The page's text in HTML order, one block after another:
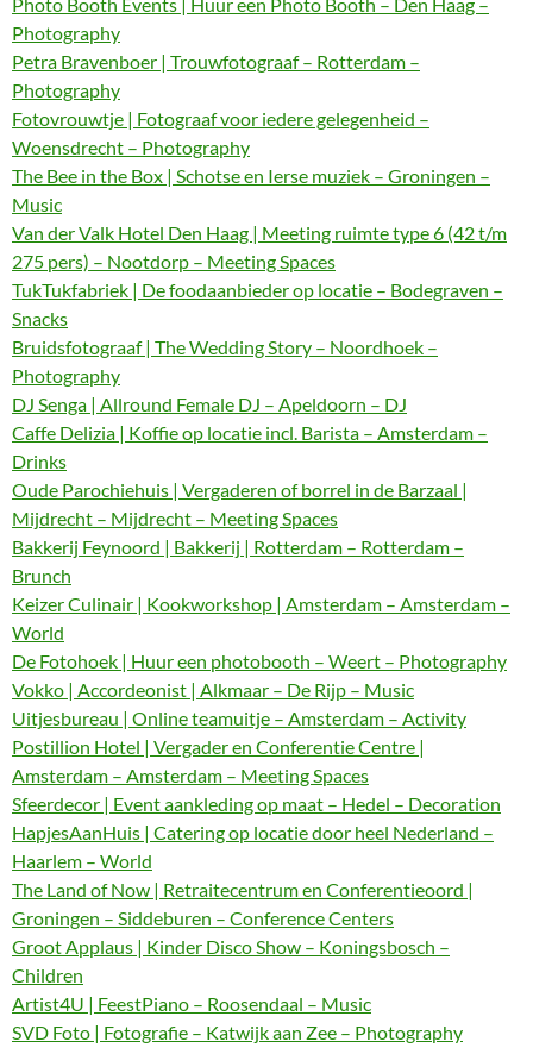
Photography
Petra Bravenboer | Trouwfotograaf – Rotterdam –
Photography
Fotovrouwtje | Fotograaf voor iedere gelegenheid –
Woensdrecht – Photography
The Bee in the Box | Schotse en Ierse muziek – Groningen –
Music
Van der Valk Hotel Den Haag | Meeting ruimte type 6 (42 t/m
275 pers) – Nootdorp – Meeting Spaces
TukTukfabriek | De foodaanbieder op locatie – Bodegraven –
Snacks
Bruidsfotograaf | The Wedding Story – Noordhoek –
Photography
DJ Senga | Allround Female DJ – Apeldoorn – DJ
Caffe Delizia | Koffie op locatie incl. Barista – Amsterdam –
Drinks
Oude Parochiehuis | Vergaderen of borrel in de Barzaal |
Mijdrecht – Mijdrecht – Meeting Spaces
Bakkerij Feynoord | Bakkerij | Rotterdam – Rotterdam –
Brunch
Keizer Culinair | Kookworkshop | Amsterdam – Amsterdam –
World
De Fotohoek | Huur een photobooth – Weert – Photography
Vokko | Accordeonist | Alkmaar – De Rijp – Music
Uitjesbureau | Online teamuitje – Amsterdam – Activity
Postillion Hotel | Vergader en Conferentie Centre |
Amsterdam – Amsterdam – Meeting Spaces
Sfeerdecor | Event aankleding op maat – Hedel – Decoration
HapjesAanHuis | Catering op locatie door heel Nederland –
Haarlem – World
The Land of Now | Retraitecentrum en Conferentieoord |
Groningen – Siddeburen – Conference Centers
Groot Applaus | Kinder Disco Show – Koningsbosch –
Children
Artist4U | FeestPiano – Roosendaal – Music
SVD Foto | Fotografie – Katwijk aan Zee – Photography